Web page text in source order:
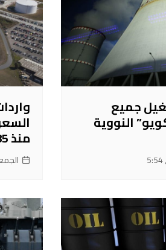
جميع
النووية
منذ 1985
الجمعة, 7